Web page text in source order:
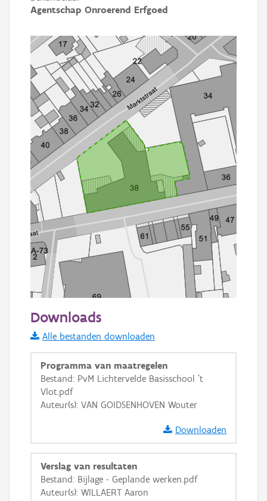
Agentschap Onroerend Erfgoed
Informatie Vlaanderen
i
+
Basis Lagen
Downloads
Alle bestanden downloaden
Programma van maatregelen
Bestand: PvM Lichtervelde Basisschool 't
Vlot.pdf
Auteur(s): VAN GOIDSENHOVEN Wouter
Downloaden
Verslag van resultaten
Bestand: Bijlage - Geplande werken.pdf
Auteur(s): WILLAERT Aaron